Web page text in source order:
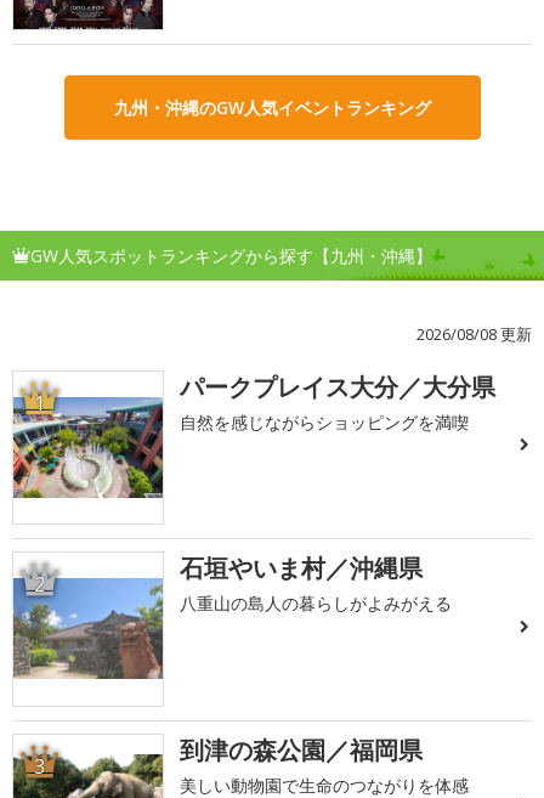
九州・沖縄のGW人気イベントランキング
GW人気スポットランキングから探す【九州・沖縄】
2026/08/08 更新
1 パークプレイス大分／大分県
自然を感じながらショッピングを満喫
2 石垣やいま村／沖縄県
八重山の島人の暮らしがよみがえる
3 到津の森公園／福岡県
美しい動物園で生命のつながりを体感